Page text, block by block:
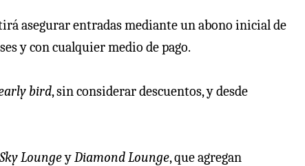
asegurar entradas mediante un abono inicial de
y con cualquier medio de pago.
bird, sin considerar descuentos, y desde
Sky LoungeyDiamond Lounge, que agregan